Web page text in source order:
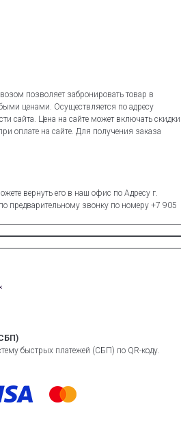
позволяет забронировать товар в
ценами. Осуществляется по адресу
сайта. Цена на сайте может включать скидки
оплате на сайте. Для получения заказа
вернуть его в наш офис по Адресу г.
предварительному звонку по номеру +7 905
быстрых платежей (СБП) по QR-коду.